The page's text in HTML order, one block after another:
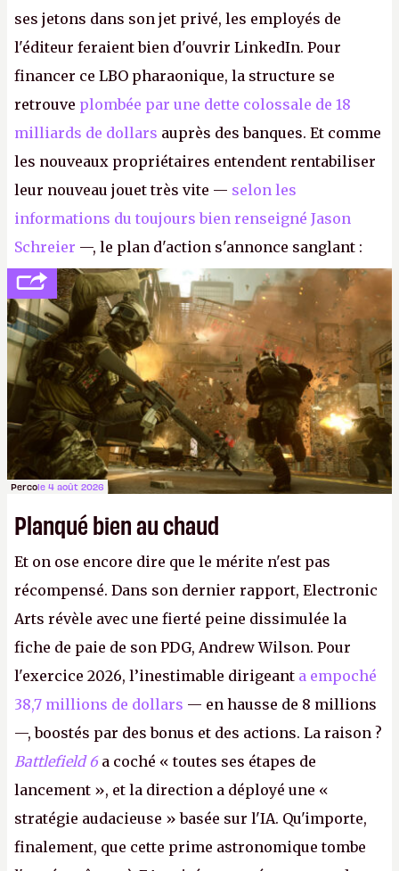
ses jetons dans son jet privé, les employés de
l'éditeur feraient bien d'ouvrir LinkedIn. Pour
financer ce LBO pharaonique, la structure se
retrouve plombée par une dette colossale de 18
milliards de dollars auprès des banques. Et comme
les nouveaux propriétaires entendent rentabiliser
leur nouveau jouet très vite — selon les
informations du toujours bien renseigné Jason
Schreier —, le plan d'action s'annonce sanglant :
réductions de coûts drastiques, fermetures de
studios et licenciements massifs. En gros, essorer
FCetBattlefield, puis virer le reste.P.
Percole 4 août 2026
Planqué bien au chaud
Et on ose encore dire que le mérite n'est pas
récompensé. Dans son dernier rapport, Electronic
Arts révèle avec une fierté peine dissimulée la
fiche de paie de son PDG, Andrew Wilson. Pour
l'exercice 2026, l’inestimable dirigeant a empoché
38,7 millions de dollars — en hausse de 8 millions
—, boostés par des bonus et des actions. La raison ?
Battlefield 6 a coché « toutes ses étapes de
lancement », et la direction a déployé une «
stratégie audacieuse » basée sur l'IA. Qu'importe,
finalement, que cette prime astronomique tombe